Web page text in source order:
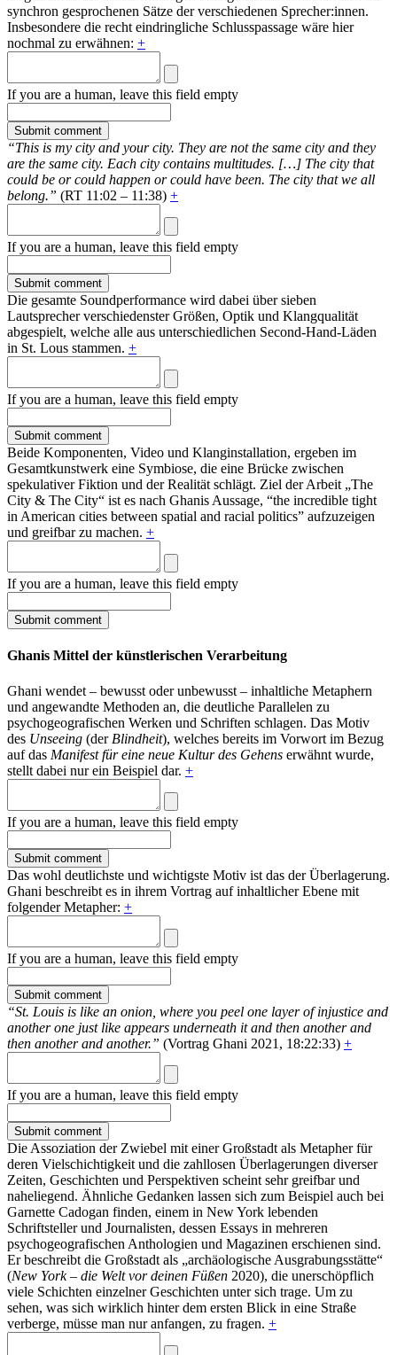
synchron gesprochenen Sätze der verschiedenen Sprecher:innen.
Insbesondere die recht eindringliche Schlusspassage wäre hier
nochmal zu erwähnen: +
If you are a human, leave this field empty
“This is my city and your city. They are not the same city and they
are the same city. Each city contains multitudes. […] The city that
could be or could happen or could have been. The city that we all
belong.” (RT 11:02 – 11:38) +
If you are a human, leave this field empty
Die gesamte Soundperformance wird dabei über sieben
Lautsprecher verschiedenster Größen, Optik und Klangqualität
abgespielt, welche alle aus unterschiedlichen Second-Hand-Läden
in St. Lous stammen. +
If you are a human, leave this field empty
Beide Komponenten, Video und Klanginstallation, ergeben im
Gesamtkunstwerk eine Symbiose, die eine Brücke zwischen
spekulativer Fiktion und der Realität schlägt. Ziel der Arbeit „The
City & The City“ ist es nach Ghanis Aussage, “the incredible tight
in American cities between spatial and racial politics” aufzuzeigen
und greifbar zu machen. +
If you are a human, leave this field empty
Ghanis Mittel der künstlerischen Verarbeitung
Ghani wendet – bewusst oder unbewusst – inhaltliche Metaphern
und angewandte Methoden an, die deutliche Parallelen zu
psychogeografischen Werken und Schriften schlagen. Das Motiv
des Unseeing (der Blindheit), welches bereits im Vorwort im Bezug
auf das Manifest für eine neue Kultur des Gehens erwähnt wurde,
stellt dabei nur ein Beispiel dar. +
If you are a human, leave this field empty
Das wohl deutlichste und wichtigste Motiv ist das der Überlagerung.
Ghani beschreibt es in ihrem Vortrag auf inhaltlicher Ebene mit
folgender Metapher: +
If you are a human, leave this field empty
“St. Louis is like an onion, where you peel one layer of injustice and
another one just like appears underneath it and then another and
then another and another.” (Vortrag Ghani 2021, 18:22:33) +
If you are a human, leave this field empty
Die Assoziation der Zwiebel mit einer Großstadt als Metapher für
deren Vielschichtigkeit und die zahllosen Überlagerungen diverser
Zeiten, Geschichten und Perspektiven scheint sehr greifbar und
naheliegend. Ähnliche Gedanken lassen sich zum Beispiel auch bei
Garnette Cadogan finden, einem in New York lebenden
Schriftsteller und Journalisten, dessen Essays in mehreren
psychogeografischen Anthologien und Magazinen erschienen sind.
Er beschreibt die Großstadt als „archäologische Ausgrabungsstätte“
(New York – die Welt vor deinen Füßen 2020), die unerschöpflich
viele Schichten einzelner Geschichten unter sich trage. Um zu
sehen, was sich wirklich hinter dem ersten Blick in eine Straße
verberge, müsse man nur anfangen, zu fragen. +